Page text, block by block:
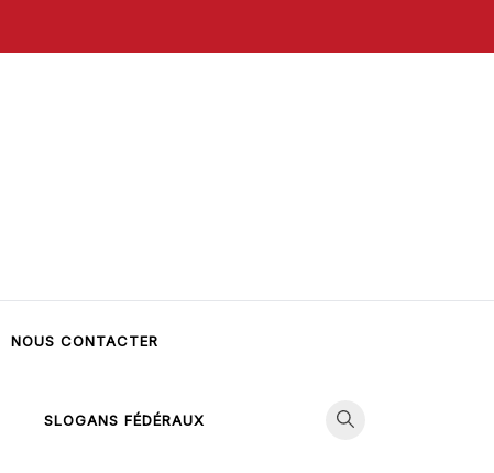
NOUS CONTACTER
SLOGANS FÉDÉRAUX